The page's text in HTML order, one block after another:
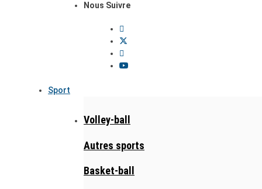
Nous Suivre
Sport
Volley-ball
Autres sports
Basket-ball